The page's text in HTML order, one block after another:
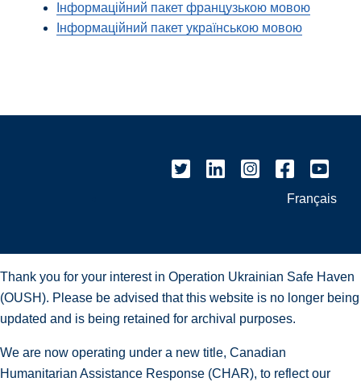
Інформаційний пакет французькою мовою
Інформаційний пакет українською мовою
Français
Thank you for your interest in Operation Ukrainian Safe Haven
(OUSH). Please be advised that this website is no longer being
updated and is being retained for archival purposes.
We are now operating under a new title, Canadian
Humanitarian Assistance Response (CHAR), to reflect our